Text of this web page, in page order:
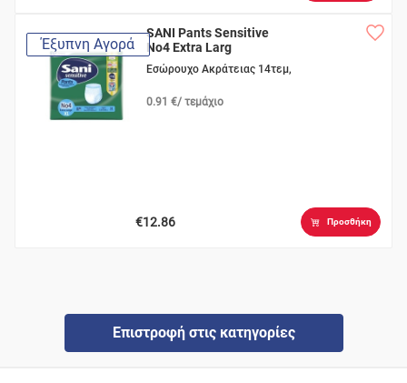
Έξυπνη Αγορά
SANI Pants Sensitive
No4 Extra Larg
Εσώρουχο Ακράτειας 14τεμ,
0.91 €/ τεμάχιο
€12.86 Προσθήκη
Επιστροφή στις κατηγορίες